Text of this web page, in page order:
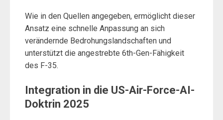
Wie in den Quellen angegeben, ermöglicht dieser
Ansatz eine schnelle Anpassung an sich
verändernde Bedrohungslandschaften und
unterstützt die angestrebte 6th-Gen-Fähigkeit
des F-35.
Integration in die US-Air-Force-AI-
Doktrin 2025